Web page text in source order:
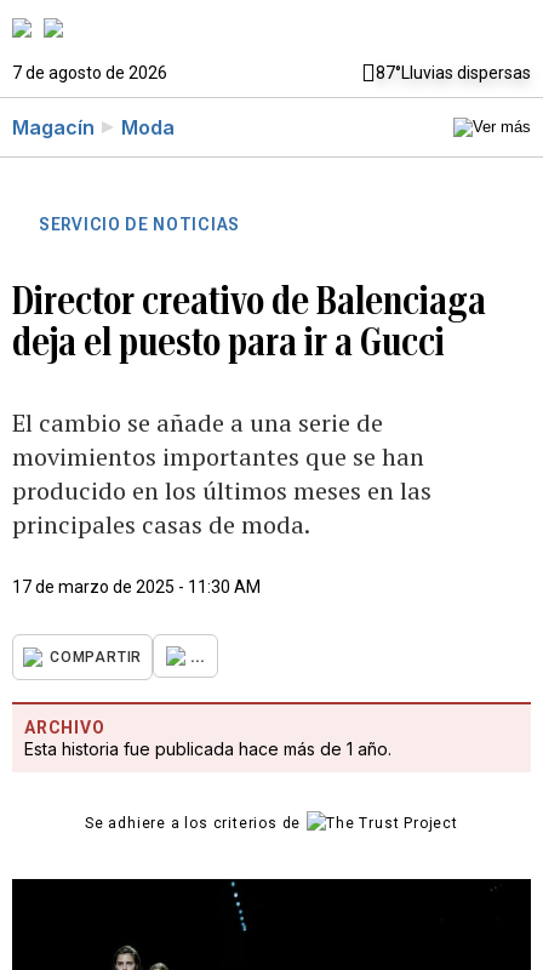
7 de agosto de 2026 87°Lluvias dispersas
Magacín Moda
SERVICIO DE NOTICIAS
Director creativo de Balenciaga
deja el puesto para ir a Gucci
El cambio se añade a una serie de
movimientos importantes que se han
producido en los últimos meses en las
principales casas de moda.
17 de marzo de 2025 - 11:30 AM
COMPARTIR ...
ARCHIVO
Esta historia fue publicada hace más de 1 año.
Se adhiere a los criterios de